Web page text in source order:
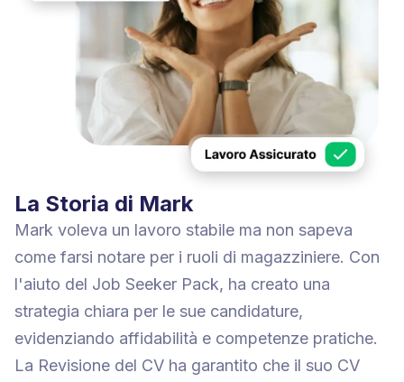
La Storia di Mark
Mark voleva un lavoro stabile ma non sapeva
come farsi notare per i ruoli di magazziniere. Con
l'aiuto del Job Seeker Pack, ha creato una
strategia chiara per le sue candidature,
evidenziando affidabilità e competenze pratiche.
La Revisione del CV ha garantito che il suo CV